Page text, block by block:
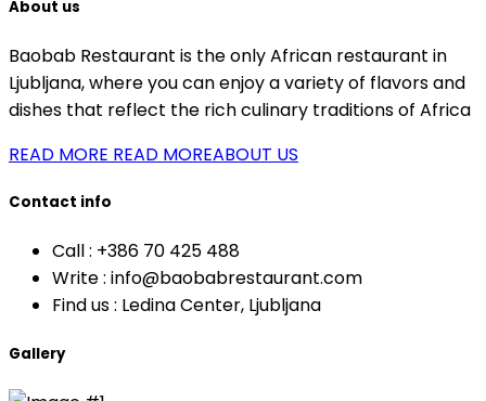
About us
Baobab Restaurant is the only African restaurant in
Ljubljana, where you can enjoy a variety of flavors and
dishes that reflect the rich culinary traditions of Africa
READ MORE READ MOREABOUT US
Contact info
Call : +386 70 425 488
Write : info@baobabrestaurant.com
Find us : Ledina Center, Ljubljana
Gallery